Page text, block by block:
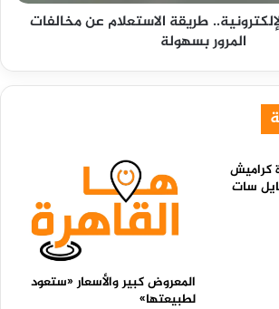
طريقة الاستعلام عن مخالفات
المرور بسهولة
كراميش
سات
المعروض كبير والأسعار «ستعود
لطبيعتها»